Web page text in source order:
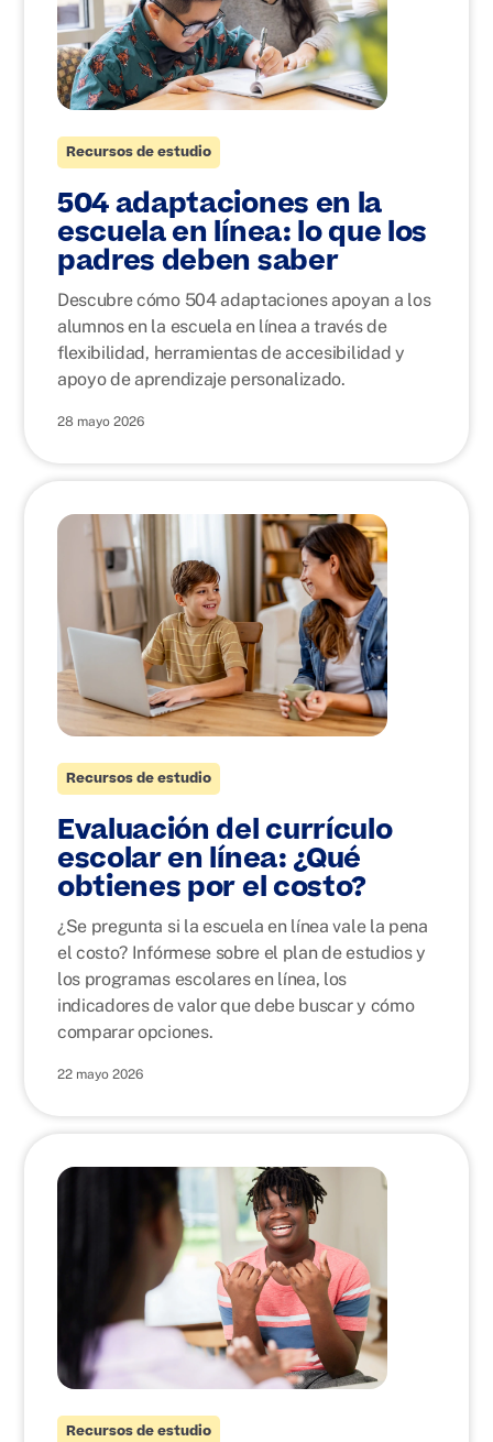
Recursos de estudio
504 adaptaciones en la
escuela en línea: lo que los
padres deben saber
Descubre cómo 504 adaptaciones apoyan a los
alumnos en la escuela en línea a través de
flexibilidad, herramientas de accesibilidad y
apoyo de aprendizaje personalizado.
28 mayo 2026
Recursos de estudio
Evaluación del currículo
escolar en línea: ¿Qué
obtienes por el costo?
¿Se pregunta si la escuela en línea vale la pena
el costo? Infórmese sobre el plan de estudios y
los programas escolares en línea, los
indicadores de valor que debe buscar y cómo
comparar opciones.
22 mayo 2026
Recursos de estudio